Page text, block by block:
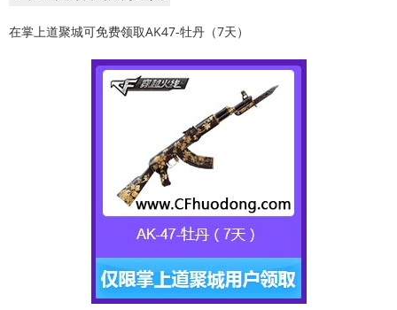
在掌上道聚城可免费领取AK47-牡丹（7天）